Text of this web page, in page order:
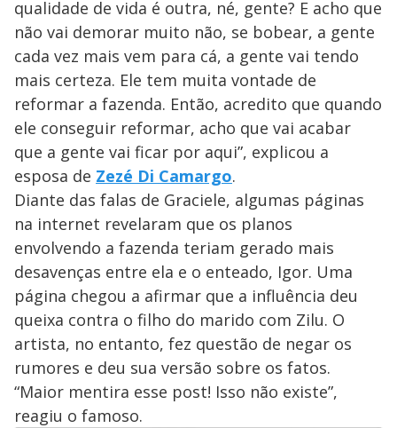
qualidade de vida é outra, né, gente? E acho que
não vai demorar muito não, se bobear, a gente
cada vez mais vem para cá, a gente vai tendo
mais certeza. Ele tem muita vontade de
reformar a fazenda. Então, acredito que quando
ele conseguir reformar, acho que vai acabar
que a gente vai ficar por aqui”, explicou a
esposa de Zezé Di Camargo.
Diante das falas de Graciele, algumas páginas
na internet revelaram que os planos
envolvendo a fazenda teriam gerado mais
desavenças entre ela e o enteado, Igor. Uma
página chegou a afirmar que a influência deu
queixa contra o filho do marido com Zilu. O
artista, no entanto, fez questão de negar os
rumores e deu sua versão sobre os fatos.
“Maior mentira esse post! Isso não existe”,
reagiu o famoso.